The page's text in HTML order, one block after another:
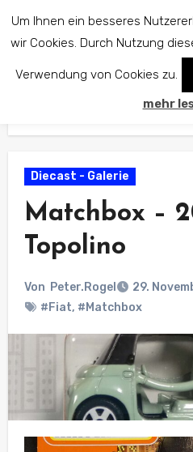
Diecast - Galerie
Matchbox –
Topolino
Von Peter.Rogel
29.
#Fiat, #Matchbox
Um Ihnen ein besseres
wir Cookies. Durch Nutzung
Verwendung von Cookies zu.
mehr